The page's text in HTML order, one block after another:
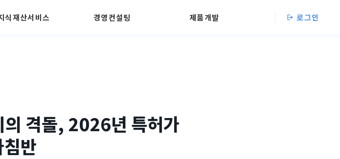
식재산서비스 경영컨설팅 제품개발 로그인
격돌, 2026년 특허가
반